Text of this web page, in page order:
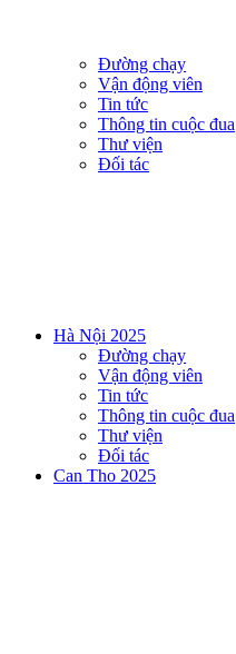
Đường chạy
Vận động viên
Tin tức
Thông tin cuộc đua
Thư viện
Đối tác
Hà Nội 2025
Đường chạy
Vận động viên
Tin tức
Thông tin cuộc đua
Thư viện
Đối tác
Can Tho 2025